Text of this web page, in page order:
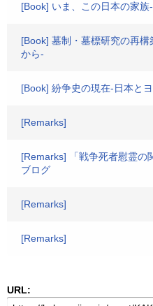
[Book] いま、この日本の家族
[Book] 墓制・墓標研究の再
から-
[Book] 紛争史の現在-日本と
[Remarks]
[Remarks] 「戦争死者慰霊の
ブログ
[Remarks]
[Remarks]
URL: